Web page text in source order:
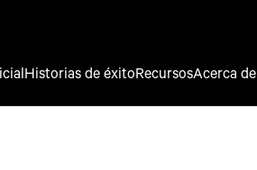
Historias de éxitoRecursosAcerca de